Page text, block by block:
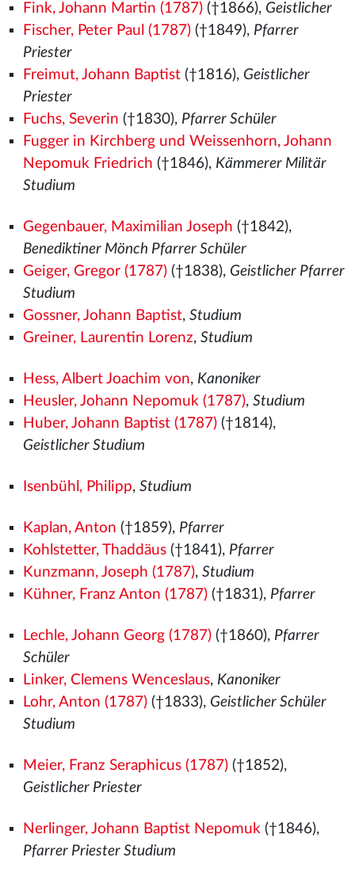
Fink, Johann Martin (1787)(†1866), Geistlicher
Fischer, Peter Paul (1787)(†1849), Pfarrer
Priester
Freimut, Johann Baptist(†1816), Geistlicher
Priester
Fuchs, Severin (†1830), Pfarrer Schüler
Fugger in Kirchberg und Weissenhorn, Johann
Nepomuk Friedrich (†1846), Kämmerer Militär
Studium
Gegenbauer, Maximilian Joseph (†1842),
Benediktiner Mönch Pfarrer Schüler
Geiger, Gregor (1787)(†1838), Geistlicher Pfarrer
Studium
Gossner, Johann Baptist, Studium
Greiner, Laurentin Lorenz, Studium
Hess, Albert Joachim von, Kanoniker
Heusler, Johann Nepomuk (1787), Studium
Huber, Johann Baptist (1787)(†1814),
Geistlicher Studium
Isenbühl, Philipp, Studium
Kaplan, Anton (†1859), Pfarrer
Kohlstetter, Thaddäus(†1841), Pfarrer
Kunzmann, Joseph (1787), Studium
Kühner, Franz Anton (1787)(†1831), Pfarrer
Lechle, Johann Georg (1787)(†1860), Pfarrer
Schüler
Linker, Clemens Wenceslaus, Kanoniker
Lohr, Anton (1787)(†1833), Geistlicher Schüler
Studium
Meier, Franz Seraphicus (1787)(†1852),
Geistlicher Priester
Nerlinger, Johann Baptist Nepomuk(†1846),
Pfarrer Priester Studium